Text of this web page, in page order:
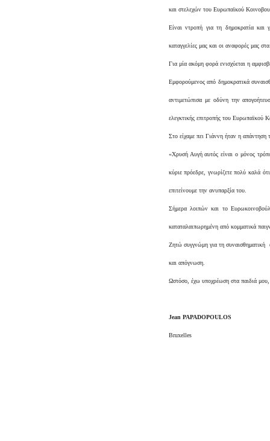
και στελεχών του Ευρωπαϊκού
Είναι ντροπή για τη δημοκρατία και
καταγγελίες μας και οι αναφορές μας
Για μία ακόμη φορά ενισχύεται η
Εμφορούμενος από δημοκρατικά
αντιμετώπισα με οδύνη την
ελεγκτικής επιτροπής του Ευρωπαϊκού
Στο είχαμε πει Γιάννη ήταν η απάντηση
«Χρυσή Αυγή αυτός είναι ο μόνος
κύριε πρόεδρε, γνωρίζετε πολύ καλά
επιτείνουμε την ανυπαρξία του.
Σήμερα λοιπών και το
καταταλαιπωρημένη από κομματικά
Ζητώ συγγνώμη για τη
και απόγνωση.
Ωστόσο, έχω υποχρέωση στα παιδιά
Jean PAPADOPOULOS
Bruxelles